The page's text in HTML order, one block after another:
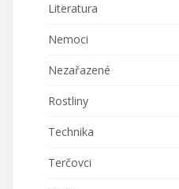
Literatura
Nemoci
Nezařazené
Rostliny
Technika
Terčovci